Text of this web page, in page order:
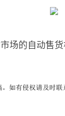
场的自动售